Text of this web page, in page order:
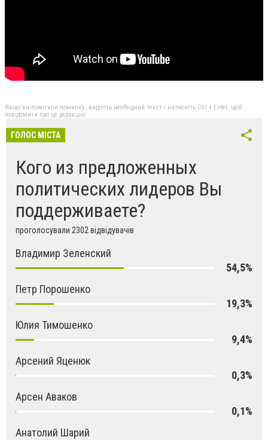
Якщо ви помітили помилку, виділіть необхідний текст і натисніть Ctrl + Enter, щоб
повідомити про це редакцію
ГОЛОС МІСТА
Кого из предложенных
политических лидеров Вы
поддерживаете?
проголосували 2302 відвідувачів
Владимир Зеленский
54,5%
Петр Порошенко
19,3%
Юлия Тимошенко
9,4%
Арсений Яценюк
0,3%
Арсен Аваков
0,1%
Анатолий Шарий